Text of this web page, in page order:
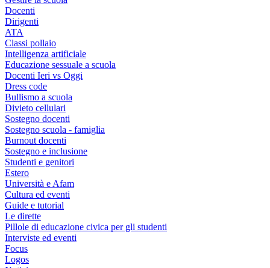
Docenti
Dirigenti
ATA
Classi pollaio
Intelligenza artificiale
Educazione sessuale a scuola
Docenti Ieri vs Oggi
Dress code
Bullismo a scuola
Divieto cellulari
Sostegno docenti
Sostegno scuola - famiglia
Burnout docenti
Sostegno e inclusione
Studenti e genitori
Estero
Università e Afam
Cultura ed eventi
Guide e tutorial
Le dirette
Pillole di educazione civica per gli studenti
Interviste ed eventi
Focus
Logos